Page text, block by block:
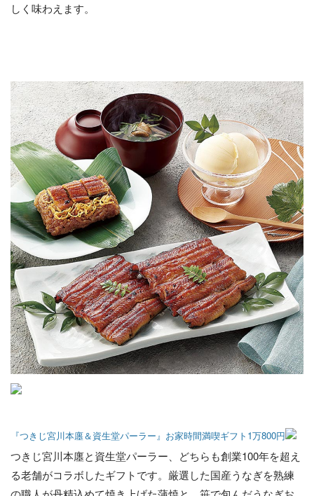
しく味わえます。
『つきじ宮川本廛＆資生堂パーラー』お家時間満喫ギフト1万800円
つきじ宮川本廛と資生堂パーラー、どちらも創業100年を超え
る老舗がコラボしたギフトです。厳選した国産うなぎを熟練